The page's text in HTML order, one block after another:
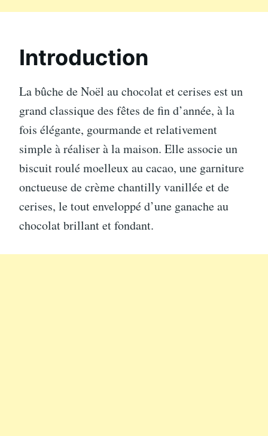
Introduction
La bûche de Noël au chocolat et cerises est un
grand classique des fêtes de fin d’année, à la
fois élégante, gourmande et relativement
simple à réaliser à la maison. Elle associe un
biscuit roulé moelleux au cacao, une garniture
onctueuse de crème chantilly vanillée et de
cerises, le tout enveloppé d’une ganache au
chocolat brillant et fondant.